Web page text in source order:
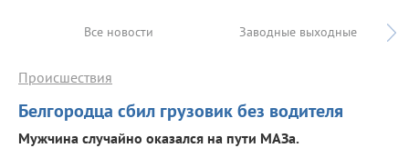
Все новости Заводные выходные
Белгородца сбил грузовик без водителя
Происшествия
Мужчина случайно оказался на пути МАЗа.